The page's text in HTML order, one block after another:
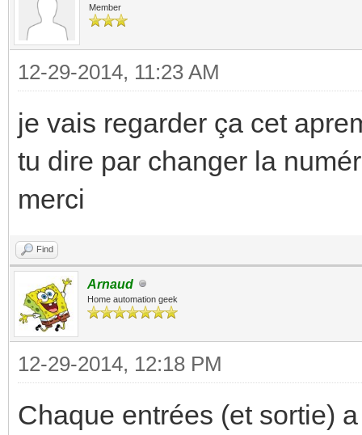
Member
12-29-2014, 11:23 AM
je vais regarder ça cet
tu dire par changer la
merci
Find
Arnaud
Home automation geek
12-29-2014, 12:18 PM
Chaque entrées (et sortie)